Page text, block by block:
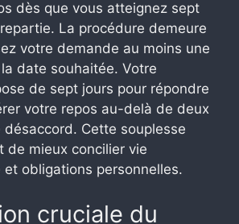
dès que vous atteignez sept
La procédure demeure
votre demande au moins une
date souhaitée. Votre
de sept jours pour répondre
votre repos au-delà de deux
désaccord. Cette souplesse
de mieux concilier vie
et obligations personnelles.
cruciale du